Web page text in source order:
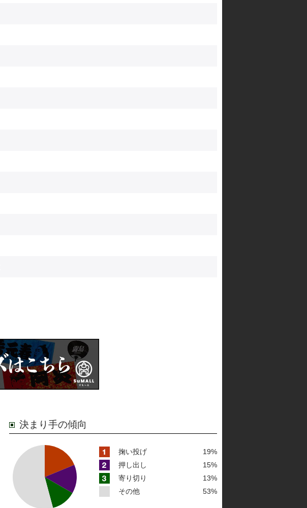
決まり手の傾向
掬い投げ
19%
押し出し
15%
寄り切り
13%
その他
53%